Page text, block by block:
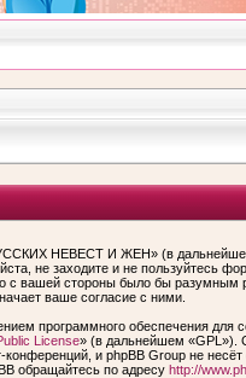
НЕВЕСТ И ЖЕН» (в
не заходите и не
с вашей стороны было бы
ваше согласие с ними.
программного обеспечения для
License» (в дальнейшем «GPL»).
конференций, и phpBB Group не
обращайтесь по адресу http://